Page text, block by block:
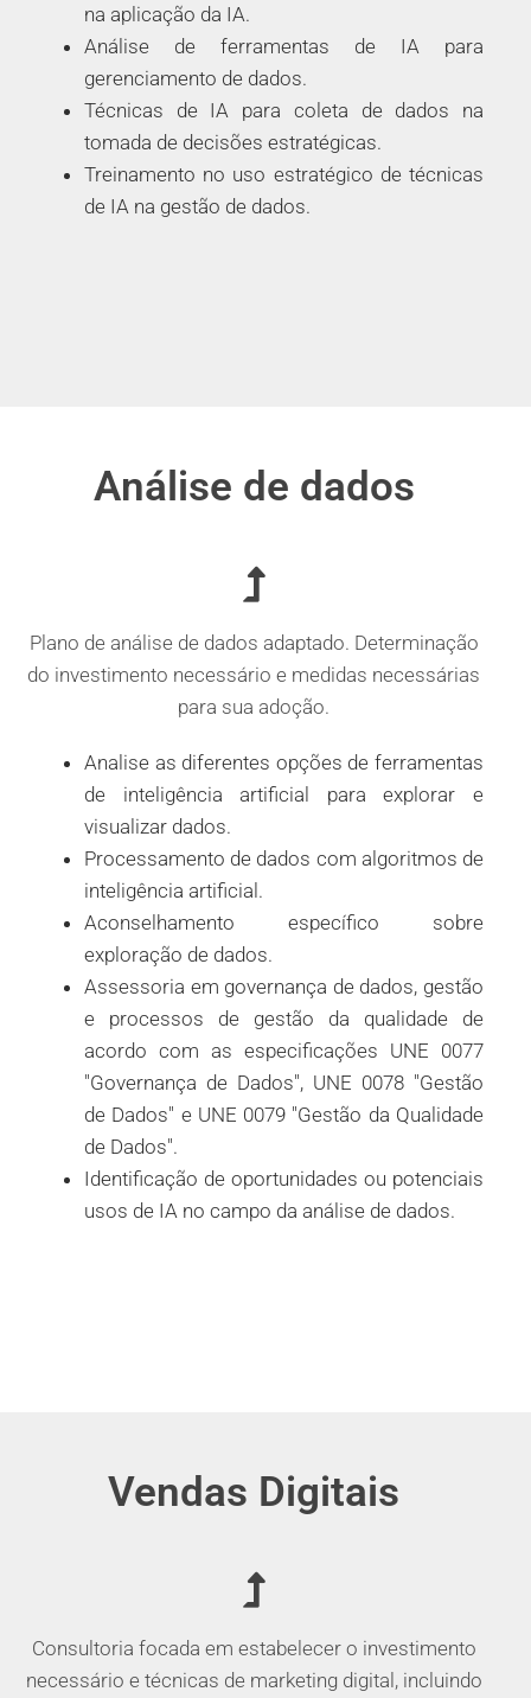
na aplicação da IA.
Análise de ferramentas de IA para
gerenciamento de dados.
Técnicas de IA para coleta de dados na
tomada de decisões estratégicas.
Treinamento no uso estratégico de técnicas
de IA na gestão de dados.
Análise de dados
Plano de análise de dados adaptado. Determinação
do investimento necessário e medidas necessárias
para sua adoção.
Analise as diferentes opções de ferramentas
de inteligência artificial para explorar e
visualizar dados.
Processamento de dados com algoritmos de
inteligência artificial.
Aconselhamento específico sobre
exploração de dados.
Assessoria em governança de dados, gestão
e processos de gestão da qualidade de
acordo com as especificações UNE 0077
"Governança de Dados", UNE 0078 "Gestão
de Dados" e UNE 0079 "Gestão da Qualidade
de Dados".
Identificação de oportunidades ou potenciais
usos de IA no campo da análise de dados.
Vendas Digitais
Consultoria focada em estabelecer o investimento
necessário e técnicas de marketing digital, incluindo